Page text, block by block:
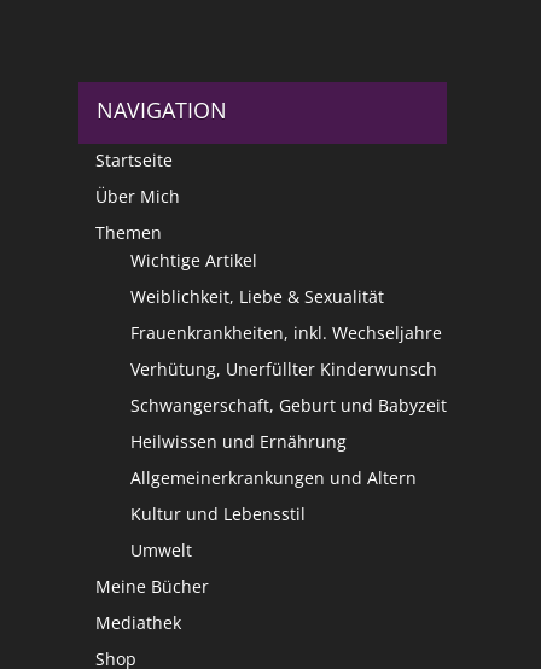
NAVIGATION
Startseite
Über Mich
Themen
Wichtige Artikel
Weiblichkeit, Liebe & Sexualität
Frauenkrankheiten, inkl. Wechseljahre
Verhütung, Unerfüllter Kinderwunsch
Schwangerschaft, Geburt und Babyzeit
Heilwissen und Ernährung
Allgemeinerkrankungen und Altern
Kultur und Lebensstil
Umwelt
Meine Bücher
Mediathek
Shop